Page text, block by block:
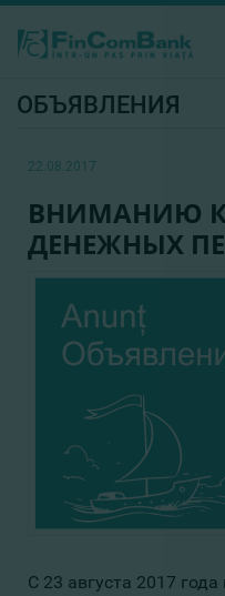
ОБЪЯВЛЕНИЯ
22.08.2017
ВНИМАНИЮ
ДЕНЕЖНЫХ
С 23 августа 2017